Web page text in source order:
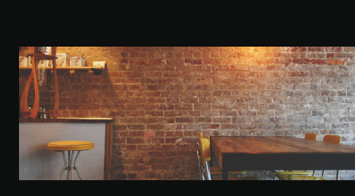
よくあるご質問
お知らせ
お問い合わせ・見積もり